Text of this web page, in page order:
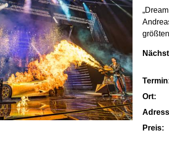
Ort:
Preis: